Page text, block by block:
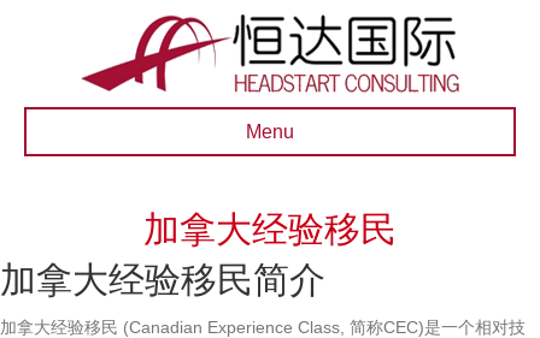
Menu
加拿大经验移民
加拿大经验移民简介
加拿大经验移民 (Canadian Experience Class, 简称CEC)是一个相对技